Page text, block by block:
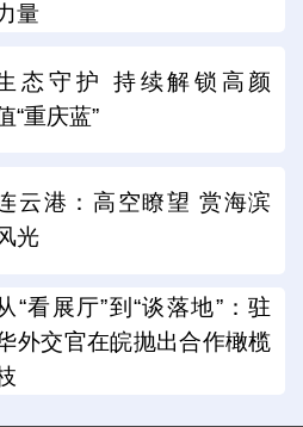
量
态守护 持续解锁高颜
“重庆蓝”
云港：高空瞭望 赏海滨
光
“看展厅”到“谈落地”：驻
外交官在皖抛出合作橄榄